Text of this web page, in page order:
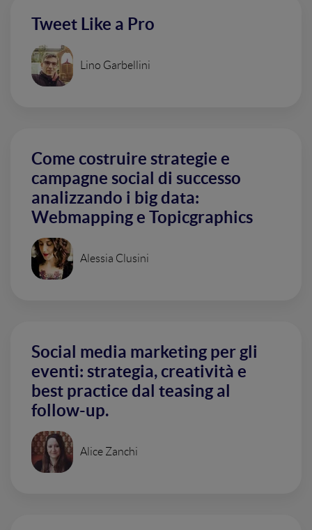
Tweet Like a Pro
Lino Garbellini
Come costruire strategie e
campagne social di successo
analizzando i big data:
Webmapping e Topicgraphics
Alessia Clusini
Social media marketing per gli
eventi: strategia, creatività e
best practice dal teasing al
follow-up.
Alice Zanchi